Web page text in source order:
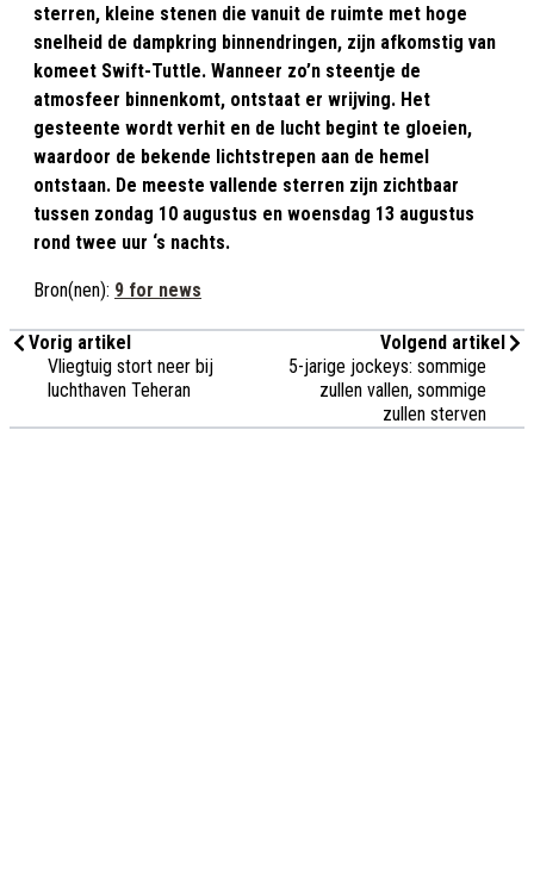
sterren, kleine stenen die vanuit de ruimte met hoge
snelheid de dampkring binnendringen, zijn afkomstig van
komeet Swift-Tuttle. Wanneer zo’n steentje de
atmosfeer binnenkomt, ontstaat er wrijving. Het
gesteente wordt verhit en de lucht begint te gloeien,
waardoor de bekende lichtstrepen aan de hemel
ontstaan. De meeste vallende sterren zijn zichtbaar
tussen zondag 10 augustus en woensdag 13 augustus
rond twee uur ‘s nachts.
Bron(nen): 9 for news
Vorig artikel
Vliegtuig stort neer bij
luchthaven Teheran
Volgend artikel
5-jarige jockeys: sommige
zullen vallen, sommige
zullen sterven